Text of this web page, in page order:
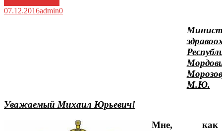
07.12.2016admin0
М.Ю.
Уважаемый Михаил Юрьевич!
Мне, как